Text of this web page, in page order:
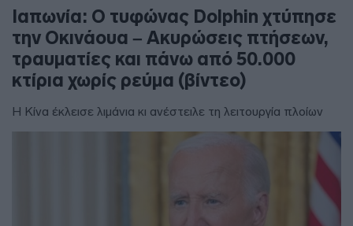
Ιαπωνία: Ο τυφώνας Dolphin χτύπησε
την Οκινάουα – Ακυρώσεις πτήσεων,
τραυματίες και πάνω από 50.000
κτίρια χωρίς ρεύμα (βίντεο)
Η Κίνα έκλεισε λιμάνια κι ανέστειλε τη λειτουργία πλοίων